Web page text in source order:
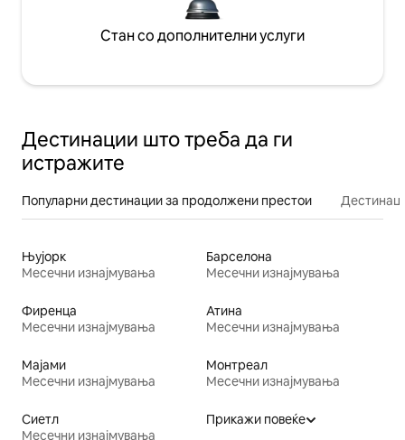
Стан со дополнителни услуги
Дестинации што треба да ги
истражите
Популарни дестинации за продолжени престои
Њујорк
Месечни изнајмувања
Барселона
Месечни изнајмувања
Фиренца
Месечни изнајмувања
Атина
Месечни изнајмувања
Мајами
Месечни изнајмувања
Монтреал
Месечни изнајмувања
Сиетл
Месечни изнајмувања
Прикажи повеќе